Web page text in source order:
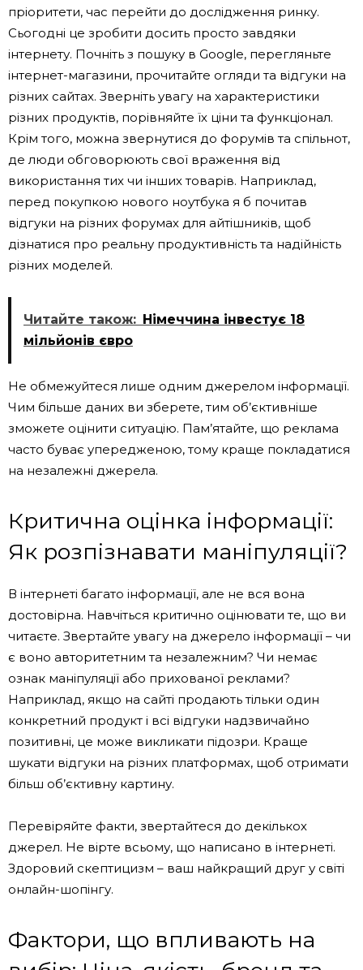
пріоритети, час перейти до дослідження ринку.
Сьогодні це зробити досить просто завдяки
інтернету. Почніть з пошуку в Google, перегляньте
інтернет-магазини, прочитайте огляди та відгуки на
різних сайтах. Зверніть увагу на характеристики
різних продуктів, порівняйте їх ціни та функціонал.
Крім того, можна звернутися до форумів та спільнот,
де люди обговорюють свої враження від
використання тих чи інших товарів. Наприклад,
перед покупкою нового ноутбука я б почитав
відгуки на різних форумах для айтішників, щоб
дізнатися про реальну продуктивність та надійність
різних моделей.
Читайте також: Німеччина інвестує 18
мільйонів євро
Не обмежуйтеся лише одним джерелом інформації.
Чим більше даних ви зберете, тим об’єктивніше
зможете оцінити ситуацію. Пам’ятайте, що реклама
часто буває упередженою, тому краще покладатися
на незалежні джерела.
Критична оцінка інформації:
Як розпізнавати маніпуляції?
В інтернеті багато інформації, але не вся вона
достовірна. Навчіться критично оцінювати те, що ви
читаєте. Звертайте увагу на джерело інформації – чи
є воно авторитетним та незалежним? Чи немає
ознак маніпуляції або прихованої реклами?
Наприклад, якщо на сайті продають тільки один
конкретний продукт і всі відгуки надзвичайно
позитивні, це може викликати підозри. Краще
шукати відгуки на різних платформах, щоб отримати
більш об’єктивну картину.
Перевіряйте факти, звертайтеся до декількох
джерел. Не вірте всьому, що написано в інтернеті.
Здоровий скептицизм – ваш найкращий друг у світі
онлайн-шопінгу.
Фактори, що впливають на